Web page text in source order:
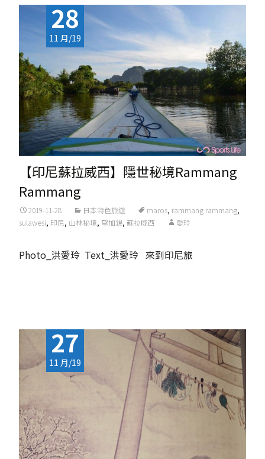
28
11 月/19
【印尼蘇拉威西】隱世秘境Rammang
Rammang
2019-11-28 日本特色旅遊 maros, rammang rammang,
sulawesi, 印尼, 山林秘境, 望加錫, 蘇拉威西 愛玲
Photo_洪愛玲 Text_洪愛玲 來到印尼旅
27
11 月/19